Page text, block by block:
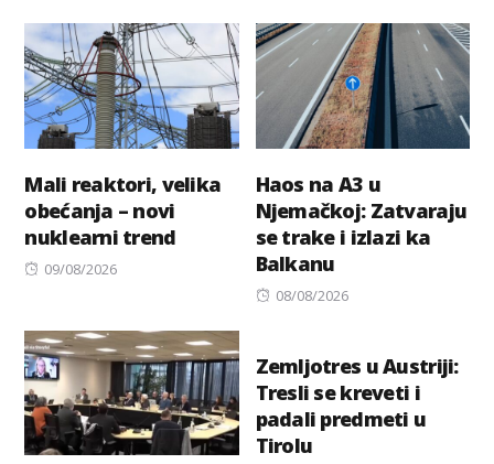
Mali reaktori, velika
obećanja – novi
nuklearni trend
Posted
09/08/2026
Haos na A3 u
Njemačkoj: Zatvaraju
se trake i izlazi ka
Balkanu
Posted
08/08/2026
Zemljotres u Austriji:
Tresli se kreveti i
padali predmeti u
Tirolu